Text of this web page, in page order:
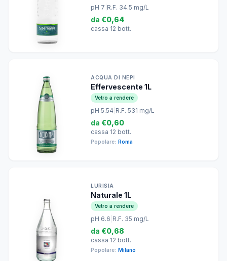
pH 7 R.F. 34.5 mg/L
da €0,64
cassa 12 bott.
ACQUA DI NEPI
Effervescente 1L
Vetro a rendere
pH 5.54 R.F. 531 mg/L
da €0,60
cassa 12 bott.
Popolare: Roma
LURISIA
Naturale 1L
Vetro a rendere
pH 6.6 R.F. 35 mg/L
da €0,68
cassa 12 bott.
Popolare: Milano